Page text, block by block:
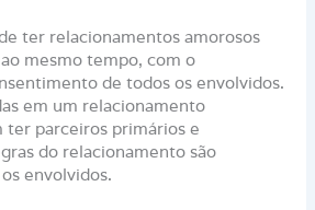
ter relacionamentos amorosos
mesmo tempo, com o
de todos os envolvidos.
em um relacionamento
ter parceiros primários e
do relacionamento são
envolvidos.